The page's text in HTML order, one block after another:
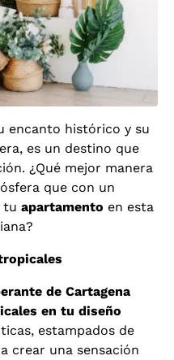
encanto histórico y su
es un destino que
¿Qué mejor manera
que con un
tu apartamento en esta
de Cartagena
en tu diseño
estampados de
crear una sensación